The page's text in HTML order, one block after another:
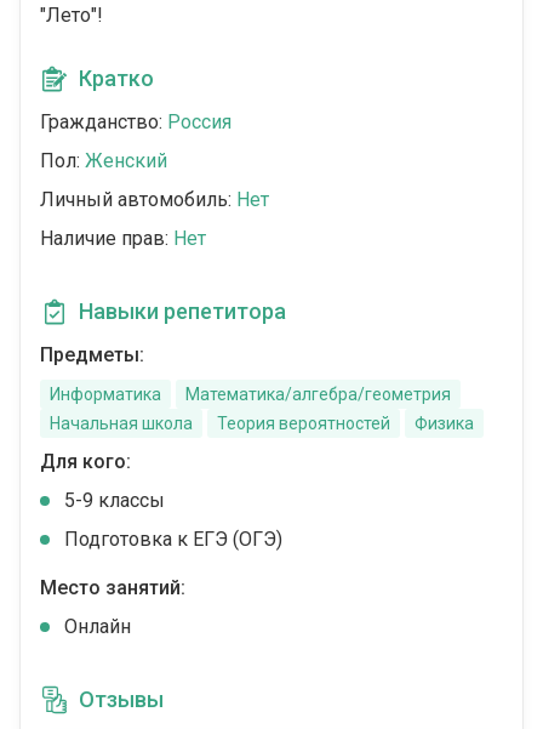
"Лето"!
Кратко
Гражданство: Россия
Пол: Женский
Личный автомобиль: Нет
Наличие прав: Нет
Навыки репетитора
Предметы:
Информатика
Математика/алгебра/геометрия
Начальная школа
Теория вероятностей Физика
Для кого:
5-9 классы
Подготовка к ЕГЭ (ОГЭ)
Место занятий:
Онлайн
Отзывы